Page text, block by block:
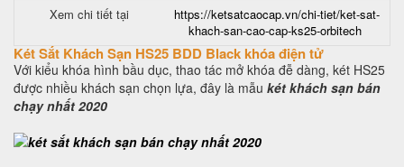
Xem chi tiết tại
https://ketsatcaocap.vn/chi-tiet/ket-sat-
khach-san-cao-cap-ks25-orbitech
Két Sắt Khách Sạn HS25 BDD Black khóa điện tử
Với kiểu khóa hình bầu dục, thao tác mở khóa đễ dàng, két HS25
được nhiều khách sạn chọn lựa, đây là mẫu két khách sạn bán
chạy nhất 2020